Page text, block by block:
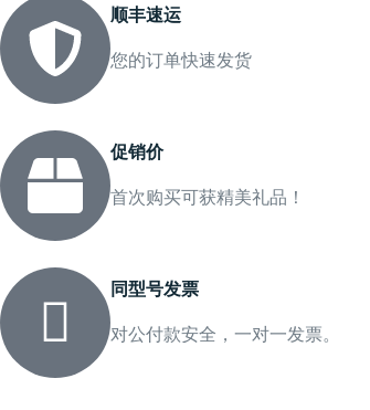
顺丰速运
您的订单快速发货
促销价
首次购买可获精美礼品！
同型号发票
对公付款安全，一对一发票。